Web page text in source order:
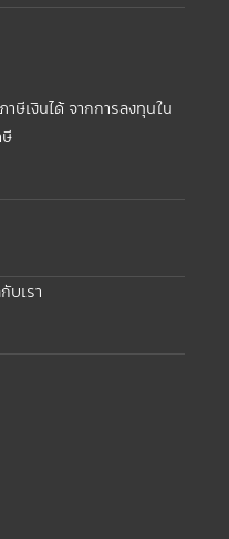
ษีเงินได้ จากการลงทุนใน
บเรา